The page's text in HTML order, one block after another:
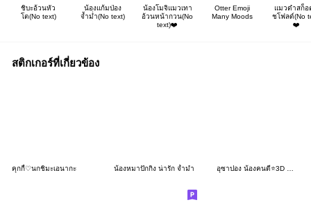
ชิบะอ้วนหัว
โต(No text)
น้องแก้มป่อง
จ้ำม่ำ(No text)
น้องโมจิแมวเทา
อ้วนหน้ากวน(No
text)❤️
Otter Emoji
Many Moods
แมวดำสก็อ
ชโฟลด์(No
❤️
สติกเกอร์ที่เกี่ยวข้อง
คุกกี้♡นกชิมะเอนากะ น้องหมาปักกิ่ง น่ารัก จ้ำม่ำ อุซาปอง น้องคนดี⭐️3D กำมะหยี่ 1